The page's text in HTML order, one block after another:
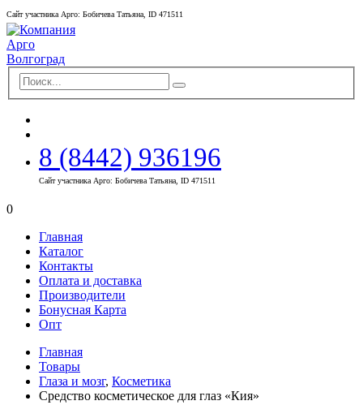
Сайт участника Арго: Бобичева Татьяна, ID 471511
8 (8442) 936196
Сайт участника Арго: Бобичева Татьяна, ID 471511
0
Главная
Каталог
Контакты
Оплата и доставка
Производители
Бонусная Карта
Опт
Главная
Товары
Глаза и мозг, Косметика
Средство косметическое для глаз «Кия»